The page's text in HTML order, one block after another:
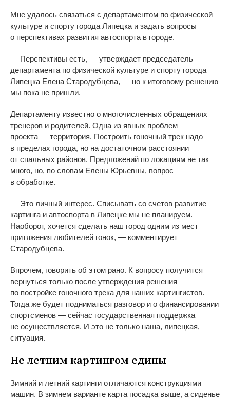
Мне удалось связаться с департаментом по физической
культуре и спорту города Липецка и задать вопросы
о перспективах развития автоспорта в городе.
— Перспективы есть, — утверждает председатель
департамента по физической культуре и спорту города
Липецка Елена Стародубцева, — но к итоговому решению
мы пока не пришли.
Департаменту известно о многочисленных обращениях
тренеров и родителей. Одна из явных проблем
проекта — территория. Построить гоночный трек надо
в пределах города, но на достаточном расстоянии
от спальных районов. Предложений по локациям не так
много, но, по словам Елены Юрьевны, вопрос
в обработке.
— Это личный интерес. Списывать со счетов развитие
картинга и автоспорта в Липецке мы не планируем.
Наоборот, хочется сделать наш город одним из мест
притяжения любителей гонок, — комментирует
Стародубцева.
Впрочем, говорить об этом рано. К вопросу получится
вернуться только после утверждения решения
по постройке гоночного трека для наших картингистов.
Тогда же будет подниматься разговор и о финансировании
спортсменов — сейчас государственная поддержка
не осуществляется. И это не только наша, липецкая,
ситуация.
Не летним картингом едины
Зимний и летний картинги отличаются конструкциями
машин. В зимнем варианте карта посадка выше, а сиденье